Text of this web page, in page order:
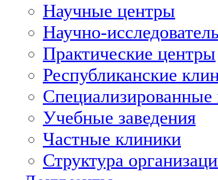
Научные центры
Научно-
Практические центры
Республиканские
Учебные заведения
Частные клиники
Структура